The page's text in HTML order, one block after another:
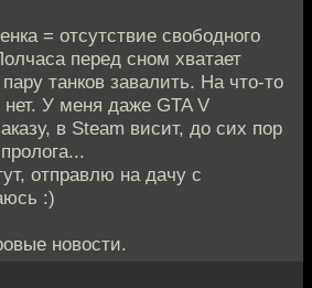
= отсутствие свободного
перед сном хватает
танков завалить. На что-то
У меня даже GTA V
в Steam висит, до сих пор
отправлю на дачу с
:)
новости.